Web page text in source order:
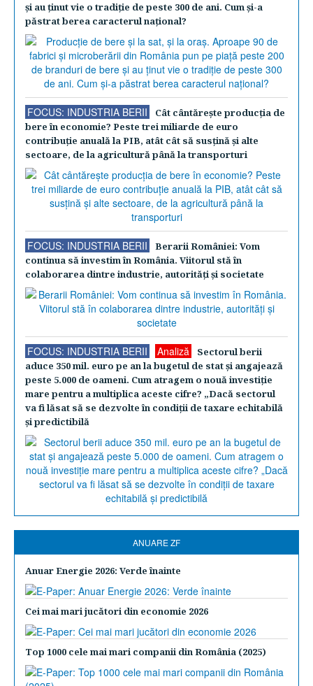
şi au ţinut vie o tradiţie de peste 300 de ani. Cum şi-a
păstrat berea caracterul naţional?
FOCUS: INDUSTRIA BERII
Cât cântăreşte producţia de
bere în economie? Peste trei miliarde de euro
contribuţie anuală la PIB, atât cât să susţină şi alte
sectoare, de la agricultură până la transporturi
FOCUS: INDUSTRIA BERII
Berarii României: Vom
continua să investim în România. Viitorul stă în
colaborarea dintre industrie, autorităţi şi societate
FOCUS: INDUSTRIA BERII Analiză
Sectorul berii
aduce 350 mil. euro pe an la bugetul de stat şi angajează
peste 5.000 de oameni. Cum atragem o nouă investiţie
mare pentru a multiplica aceste cifre? „Dacă sectorul
va fi lăsat să se dezvolte în condiţii de taxare echitabilă
şi predictibilă
ANUARE ZF
Anuar Energie 2026: Verde înainte
Cei mai mari jucători din economie 2026
Top 1000 cele mai mari companii din România (2025)